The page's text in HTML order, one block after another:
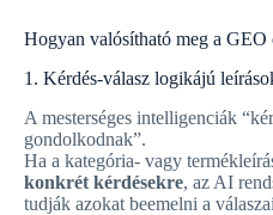
Hogyan valósítható meg a GEO
1. Kérdés-válasz logikájú
A mesterséges intelligenciák
gondolkodnak”.
Ha a kategória- vagy
konkrét kérdésekre, az AI
tudják azokat beemelni a